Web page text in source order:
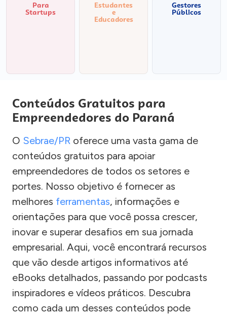
Para
Startups
Estudantes
e
Educadores
Gestores
Públicos
Conteúdos Gratuitos para
Empreendedores do Paraná
O Sebrae/PR oferece uma vasta gama de
conteúdos gratuitos para apoiar
empreendedores de todos os setores e
portes. Nosso objetivo é fornecer as
melhores ferramentas, informações e
orientações para que você possa crescer,
inovar e superar desafios em sua jornada
empresarial. Aqui, você encontrará recursos
que vão desde artigos informativos até
eBooks detalhados, passando por podcasts
inspiradores e vídeos práticos. Descubra
como cada um desses conteúdos pode